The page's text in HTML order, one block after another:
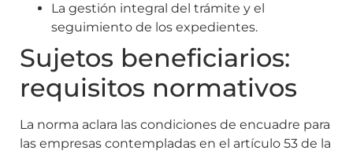
La gestión integral del trámite y el
seguimiento de los expedientes.
Sujetos beneficiarios:
requisitos normativos
La norma aclara las condiciones de encuadre para
las empresas contempladas en el artículo 53 de la